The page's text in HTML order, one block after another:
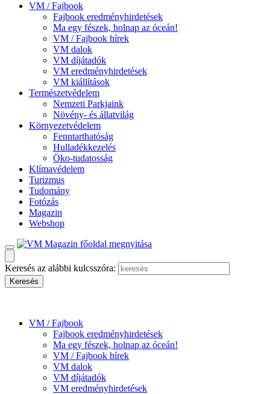
VM / Fajbook
Fajbook eredményhirdetések
Ma egy fészek, holnap az óceán!
VM / Fajbook hírek
VM dalok
VM díjátadók
VM eredményhirdetések
VM kiállítások
Természetvédelem
Nemzeti Parkjaink
Növény- és állatvilág
Környezetvédelem
Fenntarthatóság
Hulladékkezelés
Öko-tudatosság
Klímavédelem
Turizmus
Tudomány
Fotózás
Magazin
Webshop
Keresés az alábbi kulcsszóra:
VM / Fajbook
Fajbook eredményhirdetések
Ma egy fészek, holnap az óceán!
VM / Fajbook hírek
VM dalok
VM díjátadók
VM eredményhirdetések